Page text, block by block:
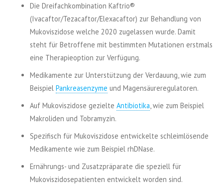
Die Dreifachkombination Kaftrio®
(Ivacaftor/Tezacaftor/Elexacaftor) zur Behandlung von
Mukoviszidose welche 2020 zugelassen wurde. Damit
steht für Betroffene mit bestimmten Mutationen erstmals
eine Therapieoption zur Verfügung.
Medikamente zur Unterstützung der Verdauung, wie zum
Beispiel Pankreasenzyme und Magensäureregulatoren.
Auf Mukoviszidose gezielte Antibiotika, wie zum Beispiel
Makroliden und Tobramyzin.
Spezifisch für Mukoviszidose entwickelte schleimlösende
Medikamente wie zum Beispiel rhDNase.
Ernährungs- und Zusatzpräparate die speziell für
Mukoviszidosepatienten entwickelt worden sind.